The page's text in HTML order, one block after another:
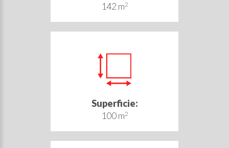
142 m2
Superficie:
100 m2